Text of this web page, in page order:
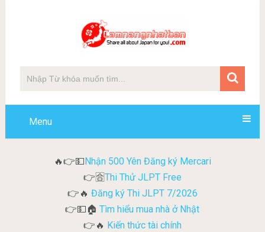
Menu
🔥👉💵Nhận 500 Yên Đăng ký Mercari
👉🈴Thi Thử JLPT Free
👉🔥 Đăng ký Thi JLPT 7/2026
👉💵🏠Tìm hiểu mua nhà ở Nhật
👉🔥 Kiến thức tài chính